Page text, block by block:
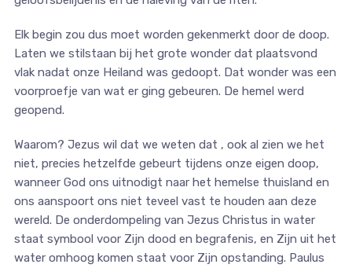
Elk begin zou dus moet worden gekenmerkt door de doop.
Laten we stilstaan bij het grote wonder dat plaatsvond
vlak nadat onze Heiland was gedoopt. Dat wonder was een
voorproefje van wat er ging gebeuren. De hemel werd
geopend.
Waarom? Jezus wil dat we weten dat , ook al zien we het
niet, precies hetzelfde gebeurt tijdens onze eigen doop,
wanneer God ons uitnodigt naar het hemelse thuisland en
ons aanspoort ons niet teveel vast te houden aan deze
wereld. De onderdompeling van Jezus Christus in water
staat symbool voor Zijn dood en begrafenis, en Zijn uit het
water omhoog komen staat voor Zijn opstanding. Paulus